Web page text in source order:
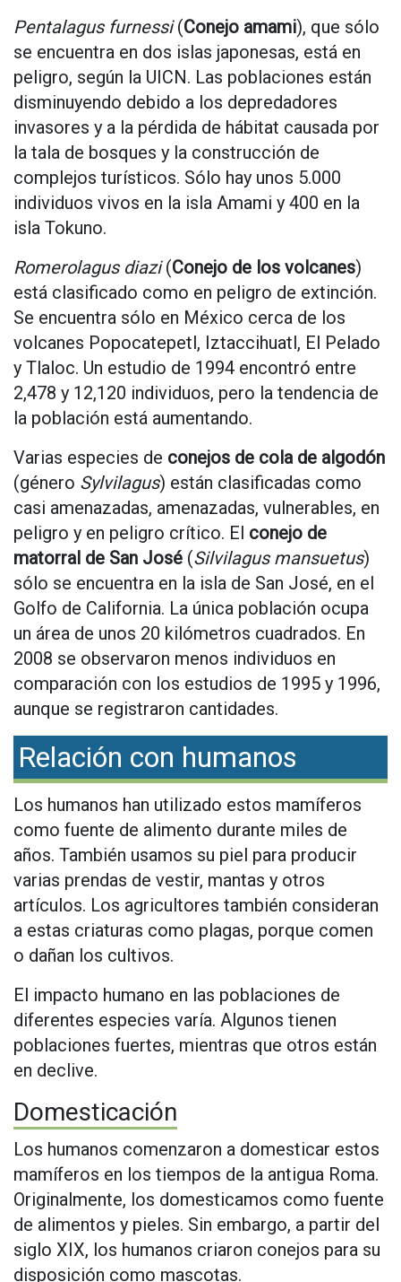
Pentalagus furnessi(Conejo amami), que sólo
se encuentra en dos islas japonesas, está en
peligro, según la UICN. Las poblaciones están
disminuyendo debido a los depredadores
invasores y a la pérdida de hábitat causada por
la tala de bosques y la construcción de
complejos turísticos. Sólo hay unos 5.000
individuos vivos en la isla Amami y 400 en la
isla Tokuno.
Romerolagus diazi(Conejo de los volcanes)
está clasificado como en peligro de extinción.
Se encuentra sólo en México cerca de los
volcanes Popocatepetl, Iztaccihuatl, El Pelado
y Tlaloc. Un estudio de 1994 encontró entre
2,478 y 12,120 individuos, pero la tendencia de
la población está aumentando.
Varias especies de conejos de cola de algodón
(género Sylvilagus) están clasificadas como
casi amenazadas, amenazadas, vulnerables, en
peligro y en peligro crítico. El conejo de
matorral de San José (Silvilagus mansuetus)
sólo se encuentra en la isla de San José, en el
Golfo de California. La única población ocupa
un área de unos 20 kilómetros cuadrados. En
2008 se observaron menos individuos en
comparación con los estudios de 1995 y 1996,
aunque se registraron cantidades.
Relación con humanos
Los humanos han utilizado estos mamíferos
como fuente de alimento durante miles de
años. También usamos su piel para producir
varias prendas de vestir, mantas y otros
artículos. Los agricultores también consideran
a estas criaturas como plagas, porque comen
o dañan los cultivos.
El impacto humano en las poblaciones de
diferentes especies varía. Algunos tienen
poblaciones fuertes, mientras que otros están
en declive.
Domesticación
Los humanos comenzaron a domesticar estos
mamíferos en los tiempos de la antigua Roma.
Originalmente, los domesticamos como fuente
de alimentos y pieles. Sin embargo, a partir del
siglo XIX, los humanos criaron conejos para su
disposición como mascotas.